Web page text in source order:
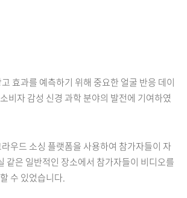
효과를 예측하기 위해 중요한 얼굴 반응 데이
비자 감성 신경 과학 분야의 발전에 기여하였
우드 소싱 플랫폼을 사용하여 참가자들이 자
같은 일반적인 장소에서 참가자들이 비디오를
수 있었습니다.